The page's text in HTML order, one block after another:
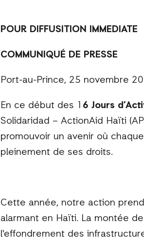
POUR DIFFUSITION IMMEDIATE
COMMUNIQUÉ DE PRESSE
Port-au-Prince, 25 novembre
En ce début des 1 6 Jours
Solidaridad – ActionAid Haïti
promouvoir un avenir où
pleinement de ses droits.
Cette année, notre action
alarmant en Haïti. La montée
l'effondrement des